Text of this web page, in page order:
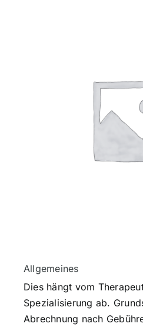
Allgemeines
Dies hängt vom
Spezialisierung ab.
Abrechnung nach